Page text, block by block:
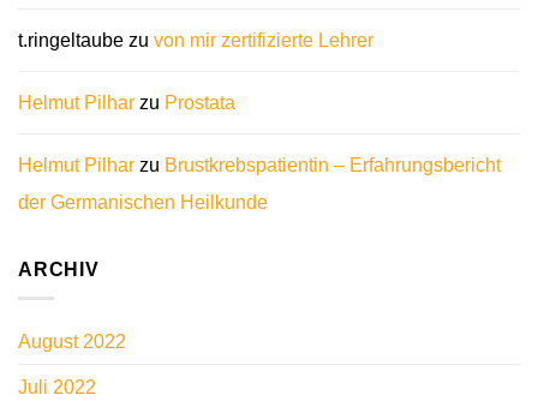
t.ringeltaube zu von mir zertifizierte Lehrer
Helmut Pilhar zu Prostata
Helmut Pilhar zu Brustkrebspatientin – Erfahrungsbericht
der Germanischen Heilkunde
ARCHIV
August 2022
Juli 2022